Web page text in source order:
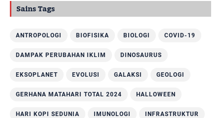
Sains Tags
ANTROPOLOGI BIOFISIKA BIOLOGI COVID-19
DAMPAK PERUBAHAN IKLIM DINOSAURUS
EKSOPLANET EVOLUSI GALAKSI GEOLOGI
GERHANA MATAHARI TOTAL 2024 HALLOWEEN
HARI KOPI SEDUNIA IMUNOLOGI INFRASTRUKTUR